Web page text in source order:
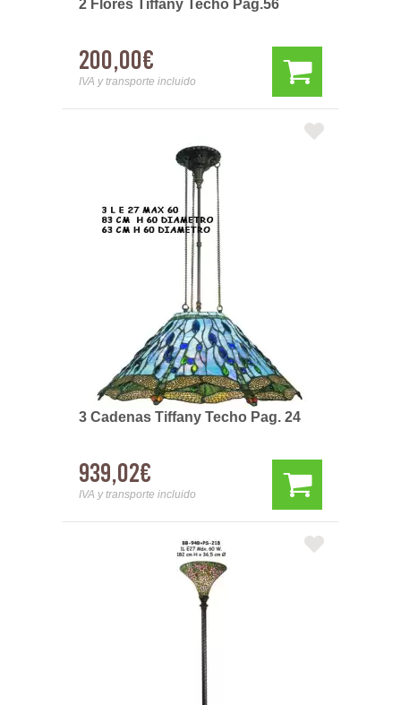
2 Flores Tiffany Techo Pag.56
200,00€
IVA y transporte incluido
3 Cadenas Tiffany Techo Pag. 24
939,02€
IVA y transporte incluido